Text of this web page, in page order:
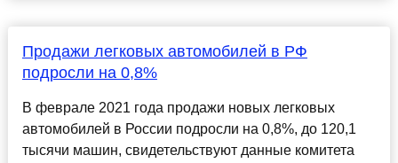
Продажи легковых автомобилей в РФ
подросли на 0,8%
В феврале 2021 года продажи новых легковых
автомобилей в России подросли на 0,8%, до 120,1
тысячи машин, свидетельствуют данные комитета